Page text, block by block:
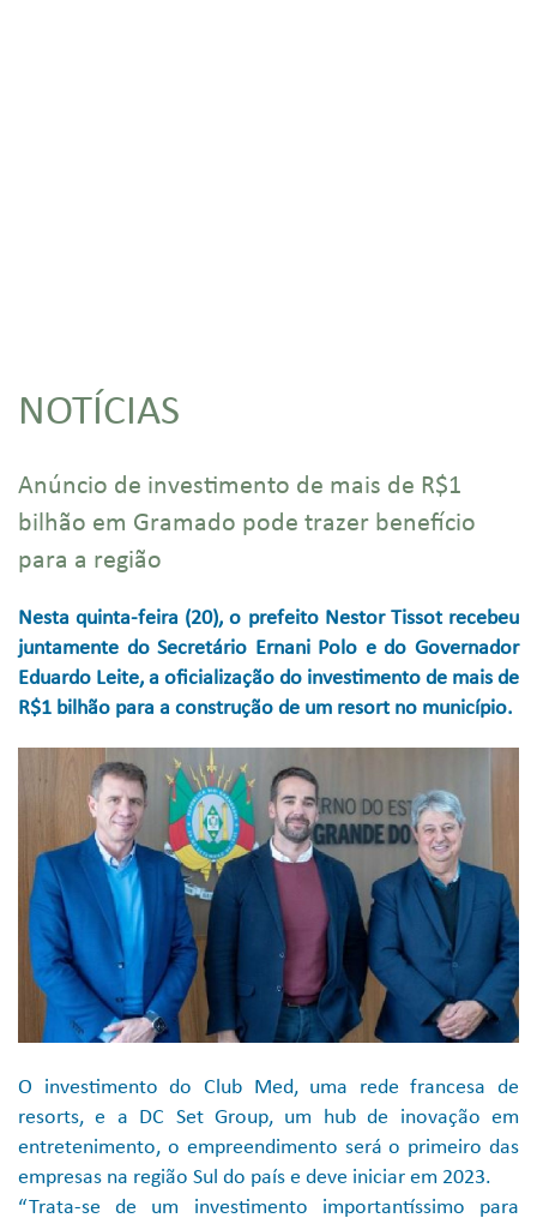
NOTÍCIAS
Anúncio de investimento de mais de R$1
bilhão em Gramado pode trazer benefício
para a região
Nesta quinta-feira (20), o prefeito Nestor Tissot recebeu
juntamente do Secretário Ernani Polo e do Governador
Eduardo Leite, a oficialização do investimento de mais de
R$1 bilhão para a construção de um resort no município.
O investimento do Club Med, uma rede francesa de
resorts, e a DC Set Group, um hub de inovação em
entretenimento, o empreendimento será o primeiro das
empresas na região Sul do país e deve iniciar em 2023.
“Trata-se de um investimento importantíssimo para